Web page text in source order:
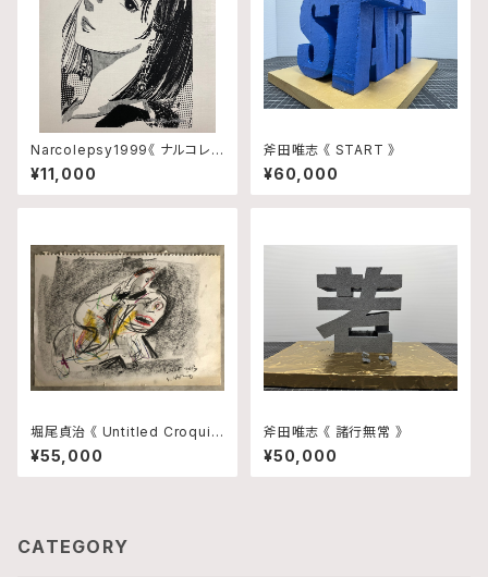
Narcolepsy1999《 ナルコレプ
シー 》 TYPE-A
¥11,000
斧田唯志 《 START 》
¥60,000
堀尾貞治 《 Untitled Croquis
1 》
¥55,000
斧田唯志 《 諸行無常 》
¥50,000
CATEGORY